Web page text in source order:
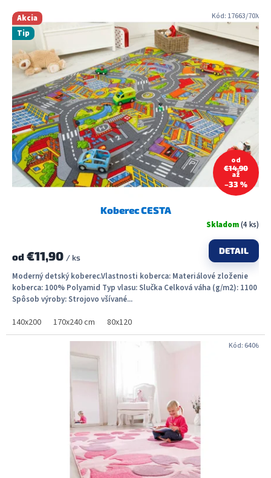
p
Akcia
Tip
od
€14,90
až
–33 %
Koberec CESTA
Skladom(4 ks)
od €11,90 / ks
DETAIL
Moderný detský koberec.Vlastnosti koberca: Materiálové zloženie
koberca: 100% Polyamid Typ vlasu: Slučka Celková váha (g/m2): 1100
Spôsob výroby: Strojovo všívané...
140x200 170x240 cm 80x120
Kód: 17663/70X
Kód:6406